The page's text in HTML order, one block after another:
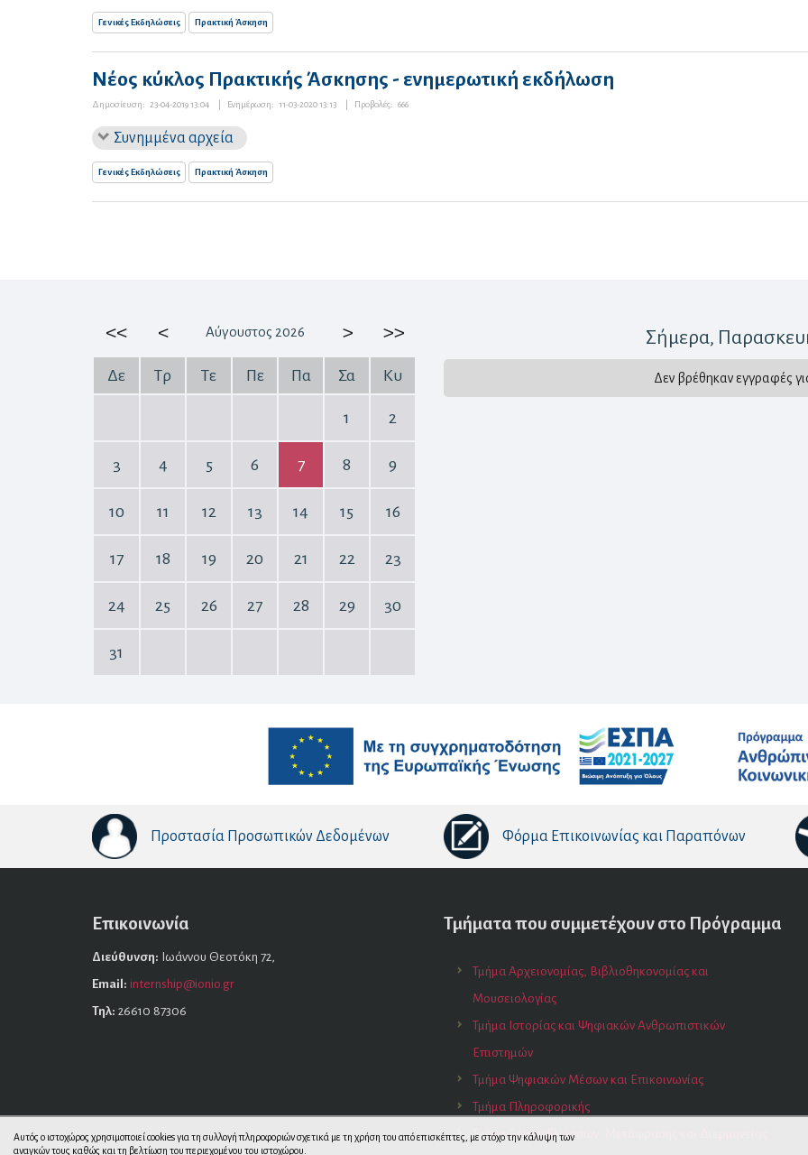
Γενικές Εκδηλώσεις Πρακτική Άσκηση
Νέος κύκλος Πρακτικής Άσκησης - ενημερωτική εκδήλωση
Δημοσίευση: 23-04-2019 13:04 Ενημέρωση: 11-03-2020 13:13 Προβολές: 666
Συνημμένα αρχεία
Γενικές Εκδηλώσεις Πρακτική Άσκηση
<< < Αύγουστος 2026 > >>
Δε Τρ Τε Πε Πα Σα Κυ
1 2
3 4 5 6 7 8 9
10 11 12 13 14 15 16
17 18 19 20 21 22 23
24 25 26 27 28 29 30
31
Σήμερα,
Δεν βρέθηκαν εγγραφές
Προστασία Προσωπικών Δεδομένων Φόρμα Επικοινωνίας και Παραπόνων
Επικοινωνία
Διεύθυνση: Ιωάννου Θεοτόκη 72,
Email: internship@ionio.gr
Τηλ: 26610 87306
Τμήματα που συμμετέχουν στο Πρόγραμμα
Τμήμα Αρχειονομίας, Βιβλιοθηκονομίας και
Μουσειολογίας
Τμήμα Ιστορίας και Ψηφιακών Ανθρωπιστικών
Επιστημών
Τμήμα Ψηφιακών Μέσων και Επικοινωνίας
Τμήμα Πληροφορικής
Τμήμα Ξένων Γλωσσών, Μετάφρασης και Διερμηνείας
Αυτός ο ιστοχώρος χρησιμοποιεί cookies για τη συλλογή πληροφοριών σχετικά με τη χρήση του από επισκέπτες, με στόχο την κάλυψη των
αναγκών τους καθώς και τη βελτίωση του περιεχομένου του ιστοχώρου.